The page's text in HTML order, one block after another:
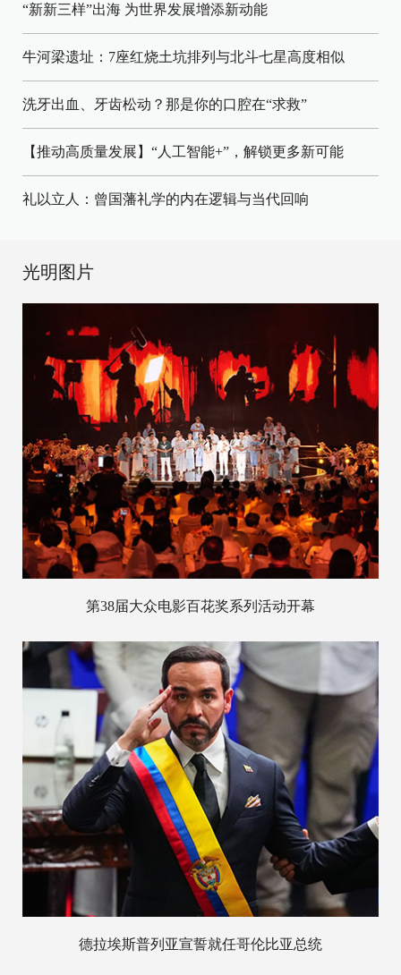
“新新三样”出海 为世界发展增添新动能
牛河梁遗址：7座红烧土坑排列与北斗七星高度相似
洗牙出血、牙齿松动？那是你的口腔在“求救”
【推动高质量发展】“人工智能+”，解锁更多新可能
礼以立人：曾国藩礼学的内在逻辑与当代回响
光明图片
第38届大众电影百花奖系列活动开幕
德拉埃斯普列亚宣誓就任哥伦比亚总统